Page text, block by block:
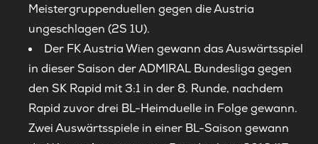
Meistergruppenduellen gegen die Austria
ungeschlagen (2S 1U).
Der FK Austria Wien gewann das Auswärtsspiel
in dieser Saison der ADMIRAL Bundesliga gegen
den SK Rapid mit 3:1 in der 8. Runde, nachdem
Rapid zuvor drei BL-Heimduelle in Folge gewann.
Zwei Auswärtsspiele in einer BL-Saison gewann